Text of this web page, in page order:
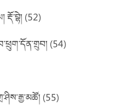
རྡོ་བྷེ། (52)
(54)
(55)